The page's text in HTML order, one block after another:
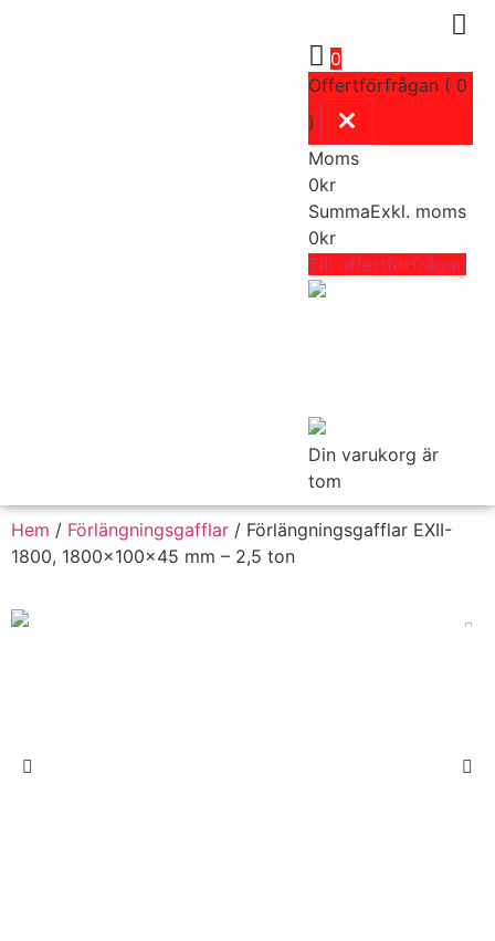
0
Offertförfrågan ( 0
)
Moms
0kr
SummaExkl. moms
0kr
Till offertförfrågan
Din varukorg är
tom
Hem / Förlängningsgafflar / Förlängningsgafflar EXII-
1800, 1800x100x45 mm – 2,5 ton